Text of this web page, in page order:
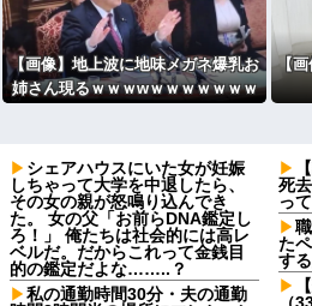
【画像】地上波に地味メガネ爆乳お
姉さん現るｗｗｗwｗｗｗｗｗｗｗ
【画
シェアハウスにいた女が妊娠
しちゃって大学を中退したら、
その女の親が怒鳴り込んでき
た。 女の父「お前らDNA鑑定し
ろ！」 俺たちは社会的には高レ
ベルだ。だからこれって金銭目
的の鑑定だよな……..？
私の通勤時間30分・夫の通勤
死
っ
た
す